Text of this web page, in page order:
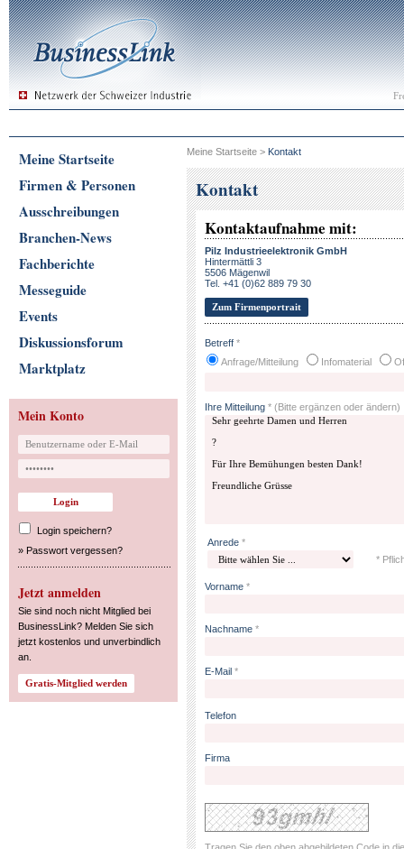
Meine Startseite
Firmen & Personen
Ausschreibungen
Branchen-News
Fachberichte
Messeguide
Events
Diskussionsforum
Marktplatz
Mein Konto
Login speichern?
» Passwort vergessen?
Jetzt anmelden
Sie sind noch nicht Mitglied bei
BusinessLink? Melden Sie sich
jetzt kostenlos und unverbindlich
an.
Meine Startseite > Kontakt
Kontakt
Kontaktaufnahme mit:
Pilz Industrieelektronik GmbH
Hintermättli 3
5506 Mägenwil
Tel. +41 (0)62 889 79 30
Zum Firmenportrait
Betreff *
Anfrage/Mitteilung
Infomaterial
Ihre Mitteilung * (Bitte ergänzen oder ändern)
Anrede *
*
Vorname *
Nachname *
E-Mail *
Telefon
Firma